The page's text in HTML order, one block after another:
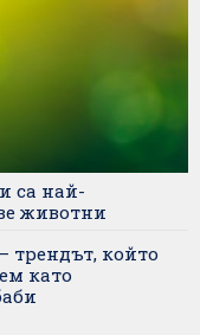
са най-
животни
трендът, който
като